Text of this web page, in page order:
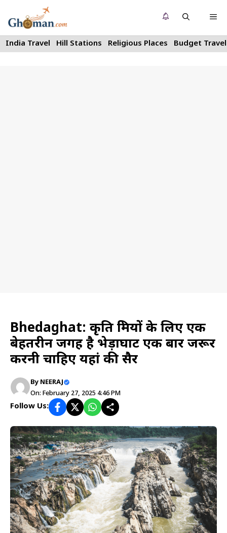
to
content
India Travel Hill Stations Religious Places Budget Travel
Bhedaghat: प्रकृति प्रेमियों के लिए एक
बेहतरीन जगह है भेड़ाघाट एक बार जरूर
करनी चाहिए यहां की सैर
By NEERAJ
On: February 27, 2025 4:46 PM
Follow Us: